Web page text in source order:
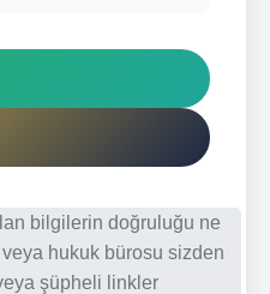
bilgilerin doğruluğu ne
hukuk bürosu sizden
şüpheli linkler